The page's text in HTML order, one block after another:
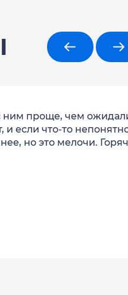
ним проще, чем
и если что‑то
но это мелочи.